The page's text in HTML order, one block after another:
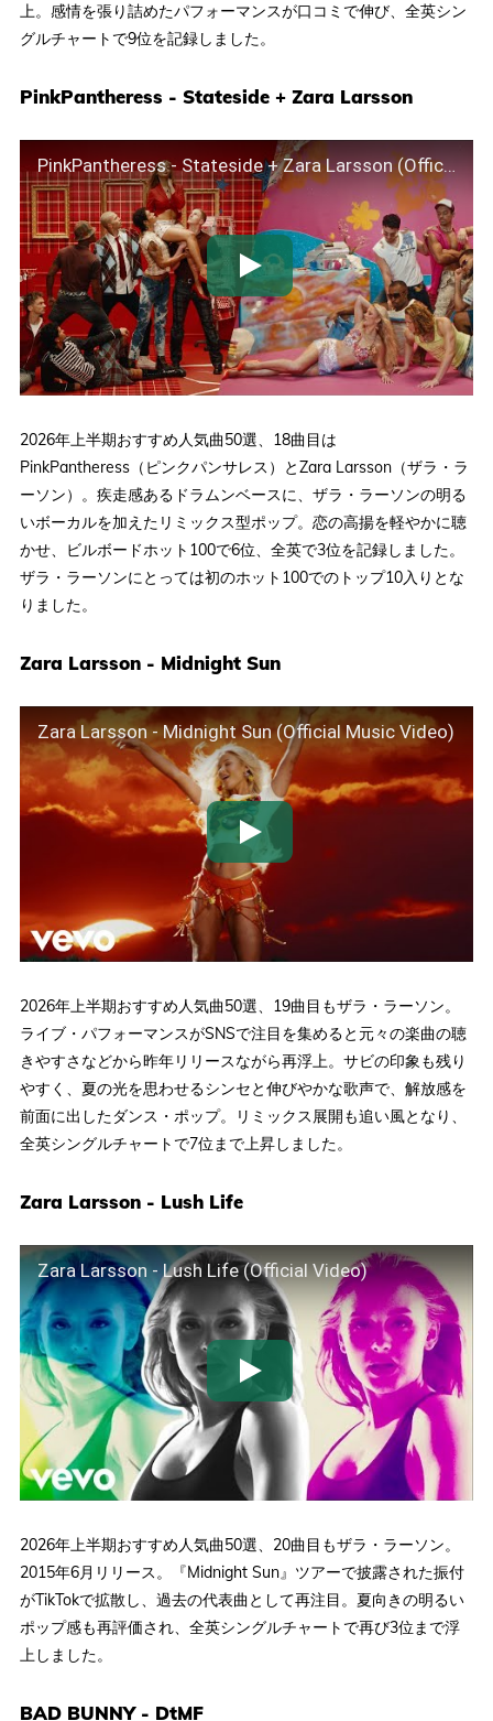
上。感情を張り詰めたパフォーマンスが口コミで伸び、全英シン
グルチャートで9位を記録しました。
PinkPantheress - Stateside + Zara Larsson
PinkPantheress - Stateside + Zara Larsson (Official Video)
2026年上半期おすすめ人気曲50選、18曲目は
PinkPantheress（ピンクパンサレス）とZara Larsson（ザラ・ラ
ーソン）。疾走感あるドラムンベースに、ザラ・ラーソンの明る
いボーカルを加えたリミックス型ポップ。恋の高揚を軽やかに聴
かせ、ビルボードホット100で6位、全英で3位を記録しました。
ザラ・ラーソンにとっては初のホット100でのトップ10入りとな
りました。
Zara Larsson - Midnight Sun
Zara Larsson - Midnight Sun (Official Music Video)
2026年上半期おすすめ人気曲50選、19曲目もザラ・ラーソン。
ライブ・パフォーマンスがSNSで注目を集めると元々の楽曲の聴
きやすさなどから昨年リリースながら再浮上。サビの印象も残り
やすく、夏の光を思わせるシンセと伸びやかな歌声で、解放感を
前面に出したダンス・ポップ。リミックス展開も追い風となり、
全英シングルチャートで7位まで上昇しました。
Zara Larsson - Lush Life
Zara Larsson - Lush Life (Official Video)
2026年上半期おすすめ人気曲50選、20曲目もザラ・ラーソン。
2015年6月リリース。『Midnight Sun』ツアーで披露された振付
がTikTokで拡散し、過去の代表曲として再注目。夏向きの明るい
ポップ感も再評価され、全英シングルチャートで再び3位まで浮
上しました。
BAD BUNNY - DtMF